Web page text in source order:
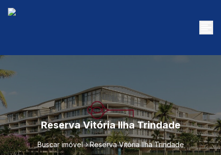
Reserva Vitória Ilha Trindade
Buscar imóvel Reserva Vitória Ilha Trindade